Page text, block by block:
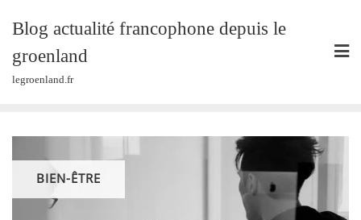
content
Blog actualité francophone depuis le
groenland
legroenland.fr
BIEN-ÊTRE